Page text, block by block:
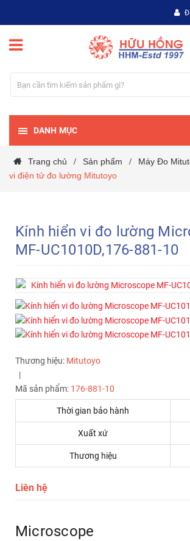
DANH MỤC
Trang chủ / Sản phẩm / Máy Đo
vi điện tử đo lường Mitutoyo
Kính hiển vi đo lường
MF-UC1010D,176-881-10
Thương hiệu: Mitutoyo
|
Mã sản phẩm: 176-881-10
Thời gian bảo hành
Xuất xứ
Thương hiệu
Liên hệ
Microscope